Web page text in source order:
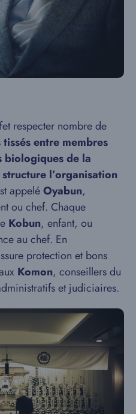
respecter nombre de
tissés entre membres
biologiques de la
l’organisation
appeléOyabun,
ou chef. Chaque
Kobun, enfant, ou
au chef. En
protection et bons
Komon, conseillers du
et judiciaires.